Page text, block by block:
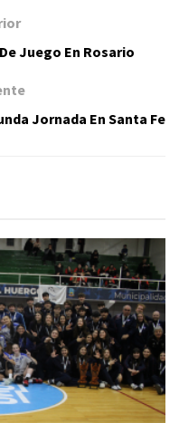
Juego En Rosario
Jornada En Santa Fe